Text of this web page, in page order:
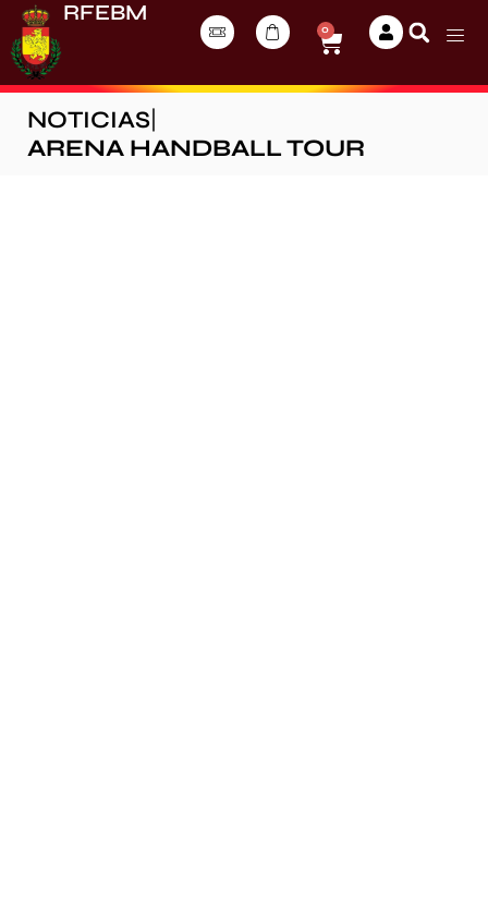
RFEBM
0
NOTICIAS
ARENA HANDBALL TOUR